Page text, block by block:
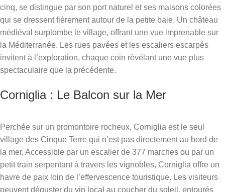
cinq, se distingue par son port naturel et ses maisons colorées
qui se dressent fièrement autour de la petite baie. Un château
médiéval surplombe le village, offrant une vue imprenable sur
la Méditerranée. Les rues pavées et les escaliers escarpés
invitent à l’exploration, chaque coin révélant une vue plus
spectaculaire que la précédente.
Corniglia : Le Balcon sur la Mer
Perchée sur un promontoire rocheux, Corniglia est le seul
village des Cinque Terre qui n’est pas directement au bord de
la mer. Accessible par un escalier de 377 marches ou par un
petit train serpentant à travers les vignobles, Corniglia offre un
havre de paix loin de l’effervescence touristique. Les visiteurs
peuvent déguster du vin local au coucher du soleil, entourés